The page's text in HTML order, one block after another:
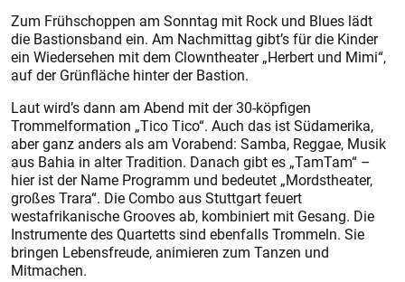
Zum Frühschoppen am Sonntag mit Rock und Blues lädt
die Bastionsband ein. Am Nachmittag gibt’s für die Kinder
ein Wiedersehen mit dem Clowntheater „Herbert und Mimi“,
auf der Grünfläche hinter der Bastion.
Laut wird’s dann am Abend mit der 30-köpfigen
Trommelformation „Tico Tico“. Auch das ist Südamerika,
aber ganz anders als am Vorabend: Samba, Reggae, Musik
aus Bahia in alter Tradition. Danach gibt es „TamTam“ –
hier ist der Name Programm und bedeutet „Mordstheater,
großes Trara“. Die Combo aus Stuttgart feuert
westafrikanische Grooves ab, kombiniert mit Gesang. Die
Instrumente des Quartetts sind ebenfalls Trommeln. Sie
bringen Lebensfreude, animieren zum Tanzen und
Mitmachen.